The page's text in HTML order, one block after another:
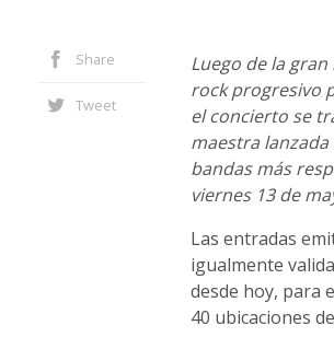
Share
Tweet
Luego de la
rock progresivo
el concierto se
maestra lanzada
bandas más
viernes 13 de
Las entradas
igualmente
desde hoy, para
40 ubicaciones